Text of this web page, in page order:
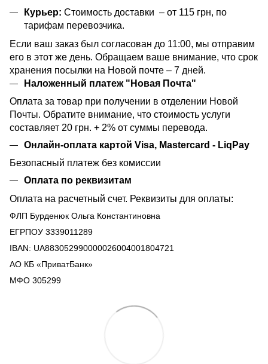
Курьер: Стоимость доставки – от 115 грн, по
тарифам перевозчика.
Если ваш заказ был согласован до 11:00, мы отправим
его в этот же день. Обращаем ваше внимание, что срок
хранения посылки на Новой почте – 7 дней.
Наложенный платеж "Новая Почта"
Оплата за товар при получении в отделении Новой
Почты. Обратите внимание, что стоимость услуги
составляет 20 грн. + 2% от суммы перевода.
Онлайн-оплата картой Visa, Mastercard - LiqPay
Безопасный платеж без комиссии
Оплата по реквизитам
Оплата на расчетный счет. Реквизиты для оплаты:
ФЛП Бурденюк Ольга Константиновна
ЕГРПОУ 3339011289
IBAN: UA883052990000026004001804721
АО КБ «ПриватБанк»
МФО 305299